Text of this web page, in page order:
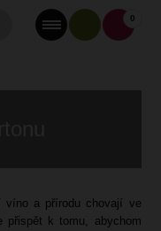
0
víno a přírodu chovají ve
přispět k tomu, abychom